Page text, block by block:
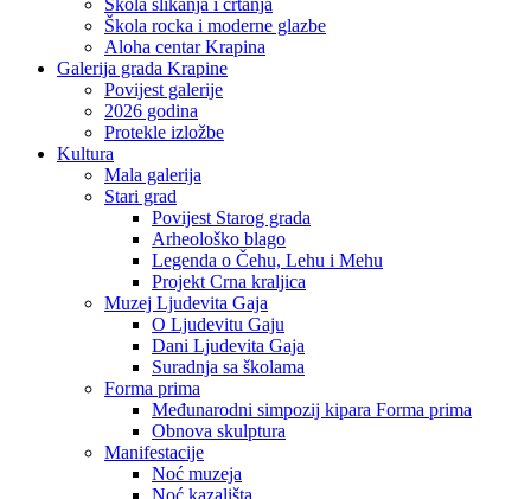
Škola slikanja i crtanja
Škola rocka i moderne glazbe
Aloha centar Krapina
Galerija grada Krapine
Povijest galerije
2026 godina
Protekle izložbe
Kultura
Mala galerija
Stari grad
Povijest Starog grada
Arheološko blago
Legenda o Čehu, Lehu i Mehu
Projekt Crna kraljica
Muzej Ljudevita Gaja
O Ljudevitu Gaju
Dani Ljudevita Gaja
Suradnja sa školama
Forma prima
Međunarodni simpozij kipara Forma prima
Obnova skulptura
Manifestacije
Noć muzeja
Noć kazališta